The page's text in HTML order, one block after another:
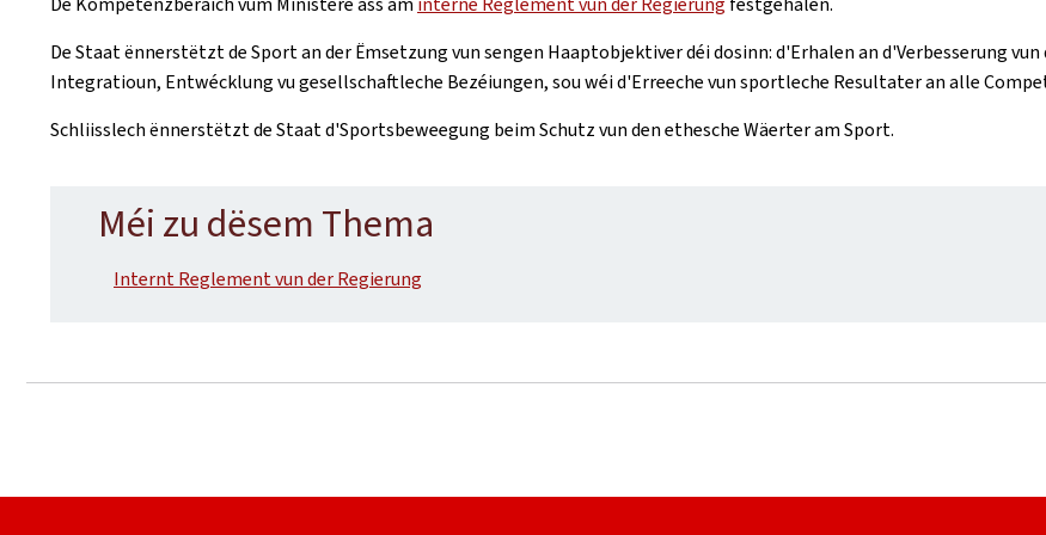
De Staat ënnerstëtzt de Sport an der Ëmsetzung vun sengen Haaptobjektiver déi dosinn: d'Erhalen an d'Verbesserung
Integratioun, Entwécklung vu gesellschaftleche Bezéiungen, sou wéi d'Erreeche vun sportleche Resultater an alle
Schliisslech ënnerstëtzt de Staat d'Sportsbeweegung beim Schutz vun den ethesche Wäerter am Sport.
Méi zu dësem Thema
Internt Reglement vun der Regierung